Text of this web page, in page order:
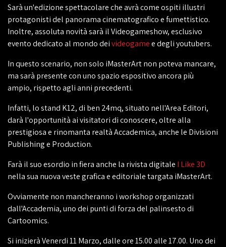
Sarà un'edizione spettacolare che avrà come ospiti illustri
protagonisti del panorama cinematografico e fumettistico.
Inoltre, assoluta novità sarà il Videogameshow, esclusivo
evento dedicato al mondo deivideogamee degli youtubers.
In questo scenario, non solo iMasterArt non poteva mancare,
ma sarà presente con uno spazio espositivo ancora più
ampio, rispetto agli anni precedenti.
Infatti, lo stand K12, di ben 24mq, situato nell'Area Editori,
darà l'opportunità ai visitatori di conoscere, oltre alla
prestigiosa e rinomanta realtà Accademica, anche le Divisioni
Publishing e Production.
Farà il suo esordio in fiera anche la rivista digitale I Like 3D
nella sua nuova veste grafica e editoriale targata iMasterArt.
Ovviamente non mancheranno i workshop organizzati
dall'Accademia, uno dei punti di forza del palinsesto di
Cartoomics.
Si inizierà Venerdi 11 Marzo, dalle ore 15.00 alle 17.00. Uno dei